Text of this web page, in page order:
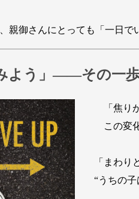
御さんにとっても「一日で
よう」——その一
「焦り
この変
「まわり
“うちの